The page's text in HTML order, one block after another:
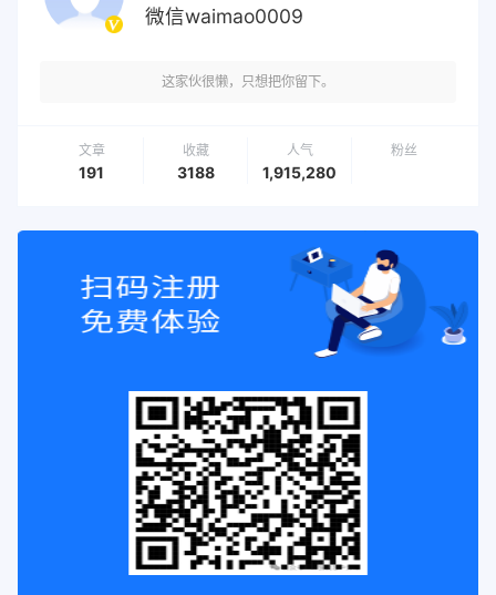
微信waimao0009
这家伙很懒，只想把你留下。
文章
191
收藏
3188
人气
1,915,280
粉丝